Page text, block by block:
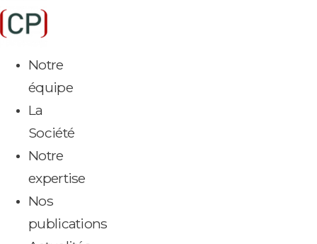
Aller
au
Notre
équipe
La
Société
Notre
expertise
Nos
publications